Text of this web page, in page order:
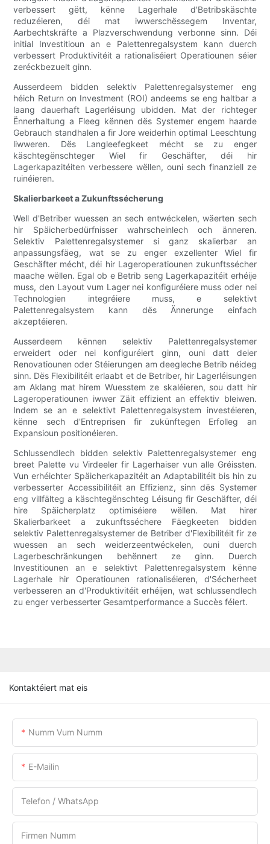
verbessert gëtt, kënne Lagerhale d'Betribskäschte
reduzéieren, déi mat iwwerschëssegem Inventar,
Aarbechtskräfte a Plazverschwendung verbonne sinn. Déi
initial Investitioun an e Palettenregalsystem kann duerch
verbessert Produktivitéit a rationaliséiert Operatiounen séier
zeréckbezuelt ginn.
Ausserdeem bidden selektiv Palettenregalsystemer eng
héich Return on Investment (ROI) andeems se eng haltbar a
laang dauerhaft Lagerléisung ubidden. Mat der richteger
Ënnerhaltung a Fleeg kënnen dës Systemer engem haarde
Gebrauch standhalen a fir Jore weiderhin optimal Leeschtung
liwweren. Dës Langleefegkeet mécht se zu enger
käschtegënschteger Wiel fir Geschäfter, déi hir
Lagerkapazitéiten verbessere wëllen, ouni sech finanziell ze
ruinéieren.
Skalierbarkeet a Zukunftssécherung
Well d'Betriber wuessen an sech entwéckelen, wäerten sech
hir Späicherbedürfnisser wahrscheinlech och änneren.
Selektiv Palettenregalsystemer si ganz skalierbar an
anpassungsfäeg, wat se zu enger exzellenter Wiel fir
Geschäfter mécht, déi hir Lageroperatiounen zukunftssécher
maache wëllen. Egal ob e Betrib seng Lagerkapazitéit erhéije
muss, den Layout vum Lager nei konfiguréiere muss oder nei
Technologien integréiere muss, e selektivt
Palettenregalsystem kann dës Ännerunge einfach
akzeptéieren.
Ausserdeem kënnen selektiv Palettenregalsystemer
erweidert oder nei konfiguréiert ginn, ouni datt deier
Renovatiounen oder Stéierungen am deegleche Betrib néideg
sinn. Dës Flexibilitéit erlaabt et de Betriber, hir Lagerléisungen
am Aklang mat hirem Wuesstem ze skaléieren, sou datt hir
Lageroperatiounen iwwer Zäit effizient an effektiv bleiwen.
Indem se an e selektivt Palettenregalsystem investéieren,
kënne sech d'Entreprisen fir zukünftegen Erfolleg an
Expansioun positionéieren.
Schlussendlech bidden selektiv Palettenregalsystemer eng
breet Palette vu Virdeeler fir Lagerhaiser vun alle Gréissten.
Vun erhéichter Späicherkapazitéit an Adaptabilitéit bis hin zu
verbesserter Accessibilitéit an Effizienz, sinn dës Systemer
eng villfälteg a käschtegënschteg Léisung fir Geschäfter, déi
hire Späicherplatz optimiséiere wëllen. Mat hirer
Skalierbarkeet a zukunftsséchere Fäegkeeten bidden
selektiv Palettenregalsystemer de Betriber d'Flexibilitéit fir ze
wuessen an sech weiderzeentwéckelen, ouni duerch
Lagerbeschränkungen behënnert ze ginn. Duerch
Investitiounen an e selektivt Palettenregalsystem kënne
Lagerhale hir Operatiounen rationaliséieren, d'Sécherheet
verbesseren an d'Produktivitéit erhéijen, wat schlussendlech
zu enger verbesserter Gesamtperformance a Succès féiert.
Kontaktéiert mat eis
Numm Vum Numm
E-Mailin
Telefon / WhatsApp
Firmen Numm